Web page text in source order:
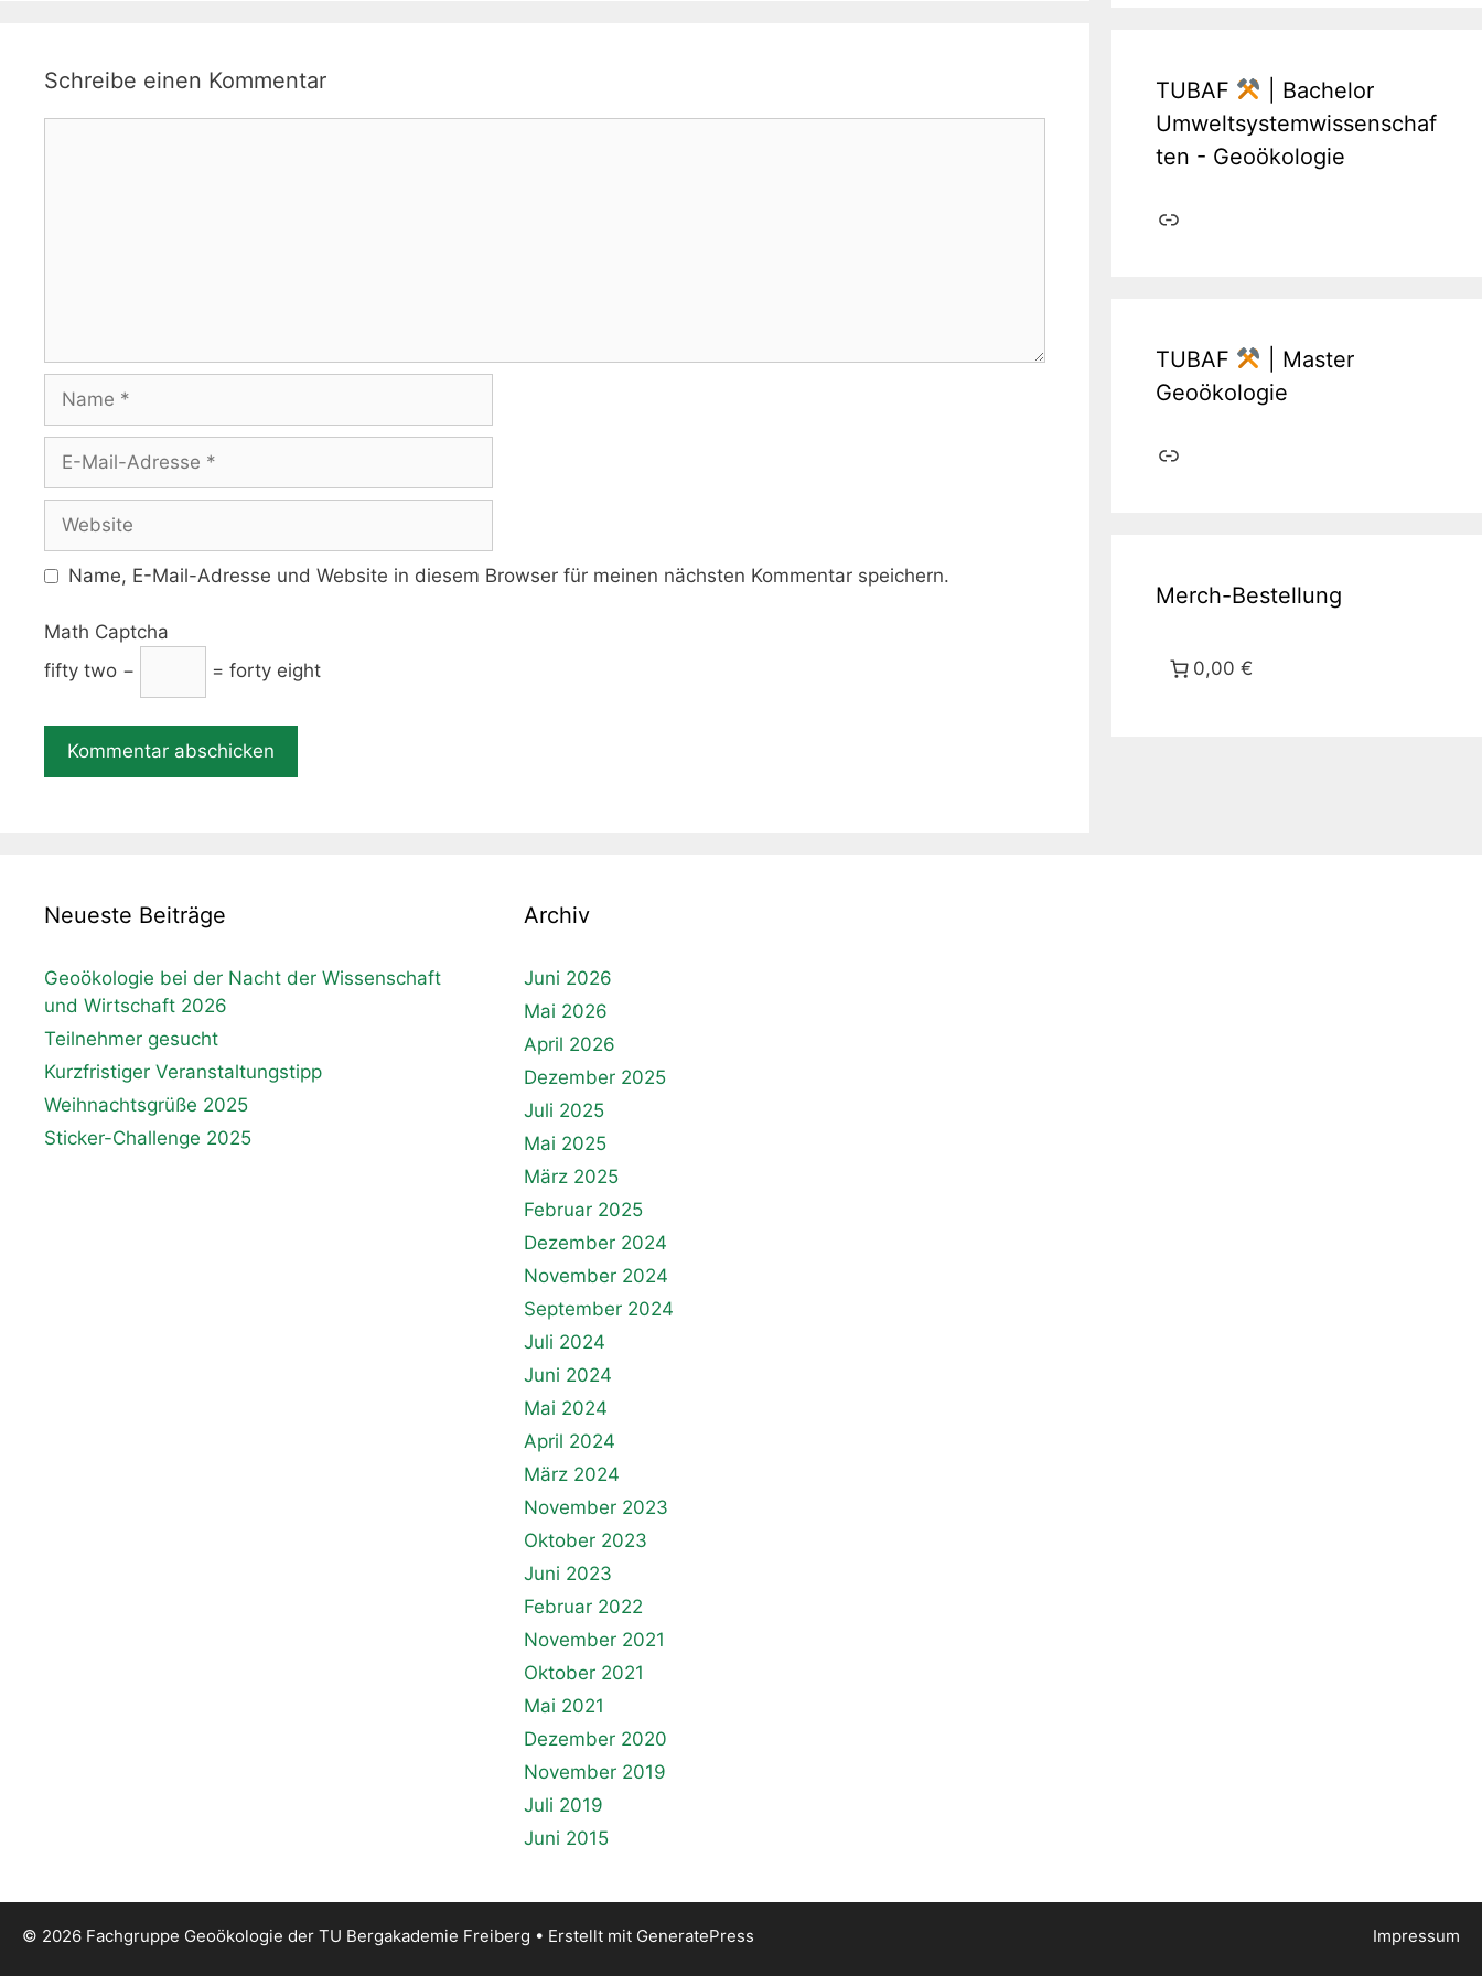
Schreibe einen Kommentar
Name
Adresse
Website
Name, E-Mail-Adresse und Website in diesem Browser für meinen nächsten Kommentar speichern.
Math Captcha
fifty two −
= forty eight
TUBAF
| Bachelor
Umweltsystemwissenschaf
ten - Geoökologie
Link
TUBAF
| Master
Geoökologie
Link
Merch-Bestellung
0,00 €
Neueste Beiträge
Geoökologie bei der Nacht der Wissenschaft
und Wirtschaft 2026
Teilnehmer gesucht
Kurzfristiger Veranstaltungstipp
Weihnachtsgrüße 2025
Sticker-Challenge 2025
Archiv
Juni 2026
Mai 2026
April 2026
Dezember 2025
Juli 2025
Mai 2025
März 2025
Februar 2025
Dezember 2024
November 2024
September 2024
Juli 2024
Juni 2024
Mai 2024
April 2024
März 2024
November 2023
Oktober 2023
Juni 2023
Februar 2022
November 2021
Oktober 2021
Mai 2021
Dezember 2020
November 2019
Juli 2019
Juni 2015
Impressum
© 2026 Fachgruppe Geoökologie der TU Bergakademie Freiberg • Erstellt mit GeneratePress